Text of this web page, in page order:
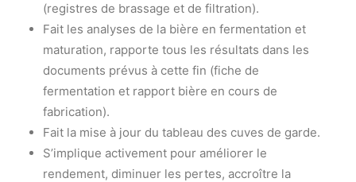
(registres de brassage et de filtration).
Fait les analyses de la bière en fermentation et
maturation, rapporte tous les résultats dans les
documents prévus à cette fin (fiche de
fermentation et rapport bière en cours de
fabrication).
Fait la mise à jour du tableau des cuves de garde.
S’implique activement pour améliorer le
rendement, diminuer les pertes, accroître la